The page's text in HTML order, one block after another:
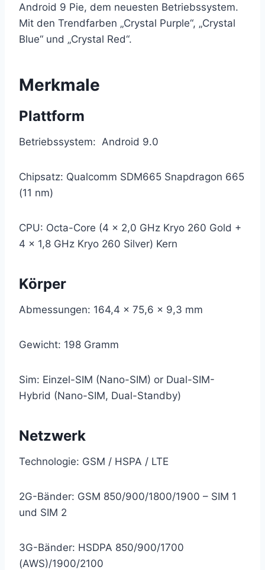
Android 9 Pie, dem neuesten Betriebssystem.
Mit den Trendfarben „Crystal Purple“, „Crystal
Blue“ und „Crystal Red“.
Merkmale
Plattform
Betriebssystem: Android 9.0
Chipsatz: Qualcomm SDM665 Snapdragon 665
(11 nm)
CPU: Octa-Core (4 x 2,0 GHz Kryo 260 Gold +
4 x 1,8 GHz Kryo 260 Silver) Kern
Körper
Abmessungen: 164,4 x 75,6 x 9,3 mm
Gewicht: 198 Gramm
Sim: Einzel-SIM (Nano-SIM) or Dual-SIM-
Hybrid (Nano-SIM, Dual-Standby)
Netzwerk
Technologie: GSM / HSPA / LTE
2G-Bänder: GSM 850/900/1800/1900 – SIM 1
und SIM 2
3G-Bänder: HSDPA 850/900/1700
(AWS)/1900/2100